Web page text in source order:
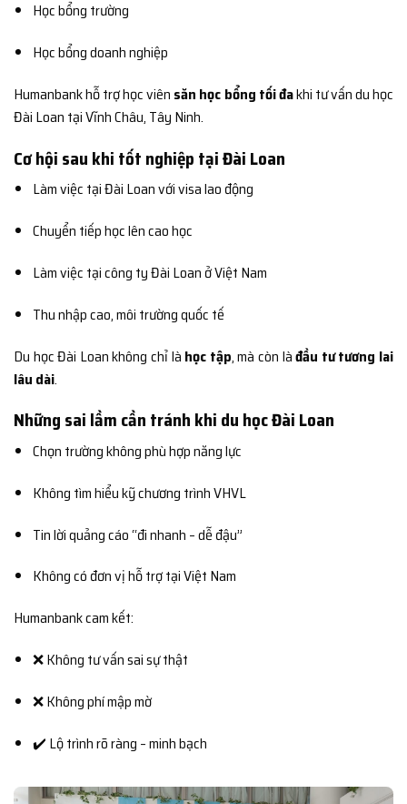
Học bổng trường
Học bổng doanh nghiệp
Humanbank hỗ trợ học viên săn học bổng tối đakhi tư vấn du học
Đài Loan tại Vĩnh Châu, Tây Ninh.
Cơ hội sau khi tốt nghiệp tại Đài Loan
Làm việc tại Đài Loan với visa lao động
Chuyển tiếp học lên cao học
Làm việc tại công ty Đài Loan ở Việt Nam
Thu nhập cao, môi trường quốc tế
Du học Đài Loan không chỉ là học tập, mà còn làđầu tư tương lai
lâu dài.
Những sai lầm cần tránh khi du học Đài Loan
Chọn trường không phù hợp năng lực
Không tìm hiểu kỹ chương trình VHVL
Tin lời quảng cáo “đi nhanh – dễ đậu”
Không có đơn vị hỗ trợ tại Việt Nam
Humanbank cam kết:
❌ Không tư vấn sai sự thật
❌ Không phí mập mờ
✔️ Lộ trình rõ ràng – minh bạch